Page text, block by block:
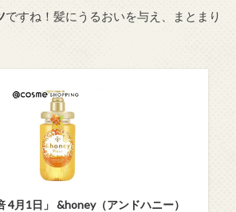
ですね！髪にうるおいを与え、まとまり
4月1日」 &honey（アンドハニー）